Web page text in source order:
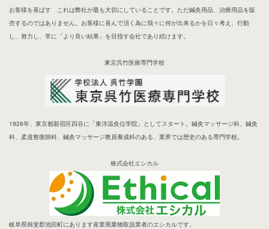
お客様を喜ばす これは弊社が最も大切にしていることです。ただ鍼灸用品、治療用品を販
売するのではありません。お客様に喜んで頂く為に我々に何が出来るかを日々考え、行動
し、努力し、常に「より良い結果」を目指す会社であり続けます。
東京呉竹医療専門学校
1926年、東京都新宿区四谷に「東洋温灸位学院」としてスタート。鍼灸マッサージ科、鍼灸
科、柔道整復師科、鍼灸マッサージ教員養成科のある、業界では歴史のある専門学校。
株式会社エシカル
岐阜県揖斐郡池田町にあります産業廃棄物取扱業者のエシカルです。